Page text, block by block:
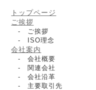
トップページ
ご挨拶
- ご挨拶
- ISO理念
会社案内
- 会社概要
- 関連会社
- 会社沿革
- 主要取引先